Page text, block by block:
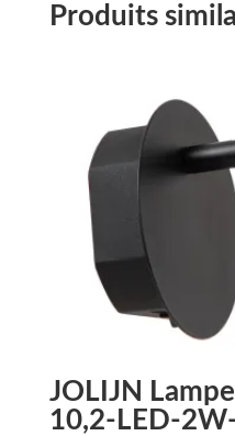
Produits
JOLIJN
10,2-LED-